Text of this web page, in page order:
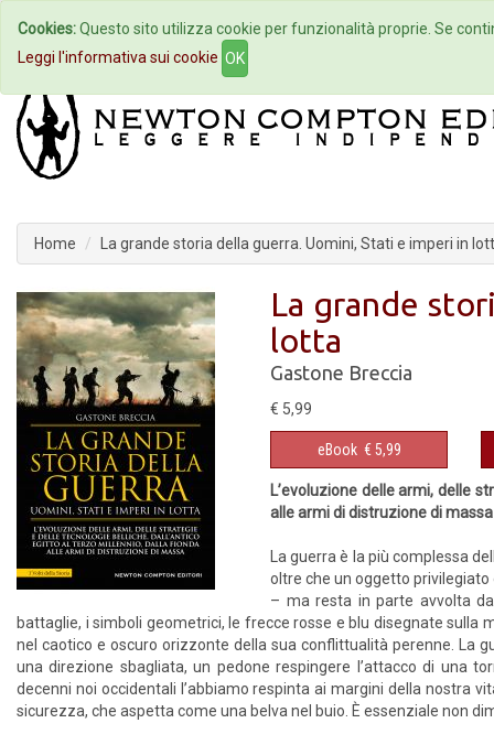
Home Autori Eventi
Home La grande storia della guerra. Uomini, Stati e imperi in
La grande
lotta
Gastone Breccia
€ 5,99
eBook € 5,99
L’evoluzione delle armi, delle
alle armi di distruzione di massa
La guerra è la più complessa
oltre che un oggetto
– ma resta in parte avvolta
battaglie, i simboli geometrici, le frecce rosse e blu disegnate sulla
nel caotico e oscuro orizzonte della sua conflittualità perenne. La
una direzione sbagliata, un pedone respingere l’attacco di una
decenni noi occidentali l’abbiamo respinta ai margini della nostra
sicurezza, che aspetta come una belva nel buio. È essenziale non
Cookies:Questo sito utilizza cookie per funzionalità proprie. Se
Leggi l'informativa sui cookie OK